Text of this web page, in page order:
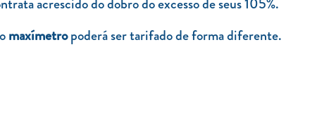
maxímetropoderá ser tarifado de forma diferente.